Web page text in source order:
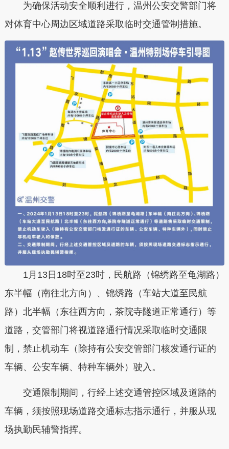
为确保活动安全顺利进行，温州公安交警部门将
对体育中心周边区域道路采取临时交通管制措施。
1月13日18时至23时，民航路（锦绣路至龟湖路）
东半幅（南往北方向）、锦绣路（车站大道至民航
路）北半幅（东往西方向，茶院寺隧道正常通行）等
道路，交管部门将视道路通行情况采取临时交通限
制，禁止机动车（除持有公安交管部门核发通行证的
车辆、公安车辆、特种车辆外）驶入。
交通限制期间，行经上述交通管控区域及道路的
车辆，须按照现场道路交通标志指示通行，并服从现
场执勤民辅警指挥。